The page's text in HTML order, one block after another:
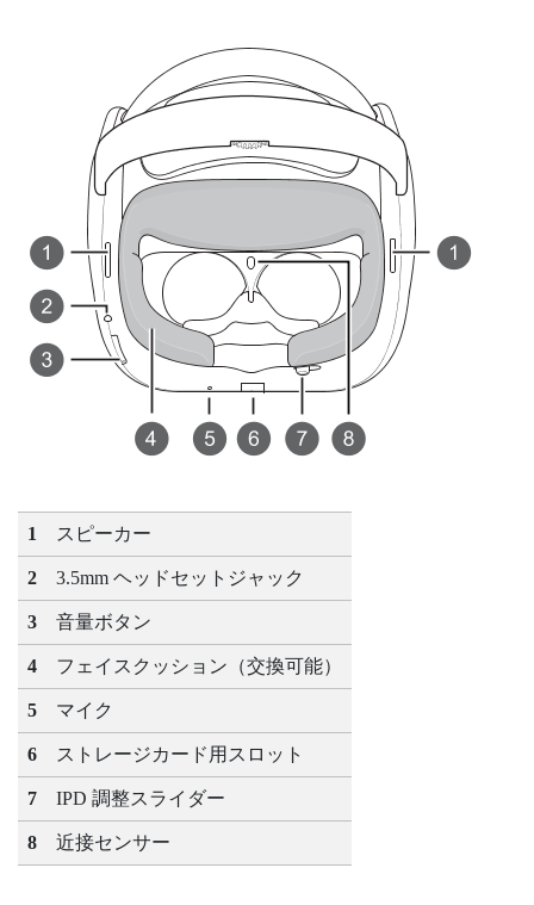
1 スピーカー
2 3.5mm ヘッドセットジャック
3 音量ボタン
4 フェイスクッション（交換可能）
5 マイク
6 ストレージカード用スロット
7 IPD 調整スライダー
8 近接センサー